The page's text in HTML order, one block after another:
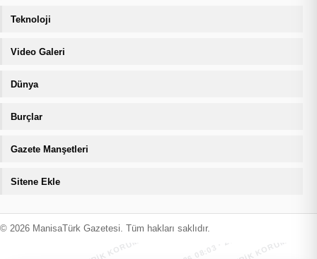
Teknoloji
Video Galeri
Dünya
Burçlar
Gazete Manşetleri
Sitene Ekle
© 2026 ManisaTürk Gazetesi. Tüm hakları saklıdır.